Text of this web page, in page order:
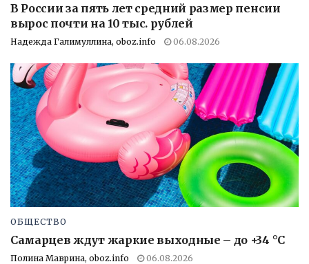
В России за пять лет средний размер пенсии
вырос почти на 10 тыс. рублей
Надежда Галимуллина, oboz.info 06.08.2026
ОБЩЕСТВО
Самарцев ждут жаркие выходные – до +34 °C
Полина Маврина, oboz.info 06.08.2026